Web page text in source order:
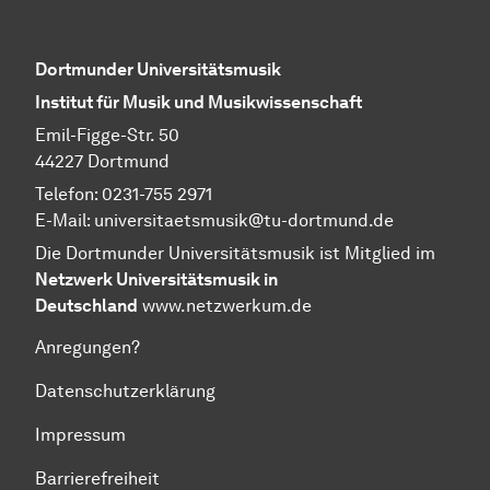
Dortmunder Universitätsmusik
Institut für Musik und Musikwissenschaft
Emil-Figge-Str. 50
44227 Dortmund
Telefon: 0231-755 2971
E-Mail: universitaetsmusik@tu-dortmund.de
Die Dortmunder Universitätsmusik ist Mitglied im
Netzwerk Universitätsmusik in
Deutschland www.netzwerkum.de
Anregungen?
Datenschutzerklärung
Impressum
Barrierefreiheit